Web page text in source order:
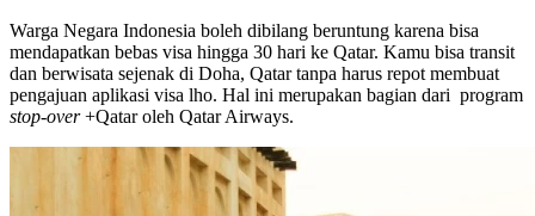
Warga Negara Indonesia boleh dibilang beruntung karena bisa
mendapatkan bebas visa hingga 30 hari ke Qatar. Kamu bisa transit
dan berwisata sejenak di Doha, Qatar tanpa harus repot membuat
pengajuan aplikasi visa lho. Hal ini merupakan bagian dari program
stop-over+Qatar oleh Qatar Airways.